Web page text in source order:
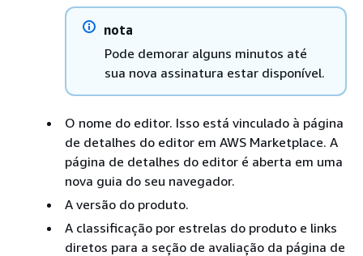
nota
Pode demorar alguns minutos até
sua nova assinatura estar disponível.
O nome do editor. Isso está vinculado à página
de detalhes do editor em AWS Marketplace. A
página de detalhes do editor é aberta em uma
nova guia do seu navegador.
A versão do produto.
A classificação por estrelas do produto e links
diretos para a seção de avaliação da página de